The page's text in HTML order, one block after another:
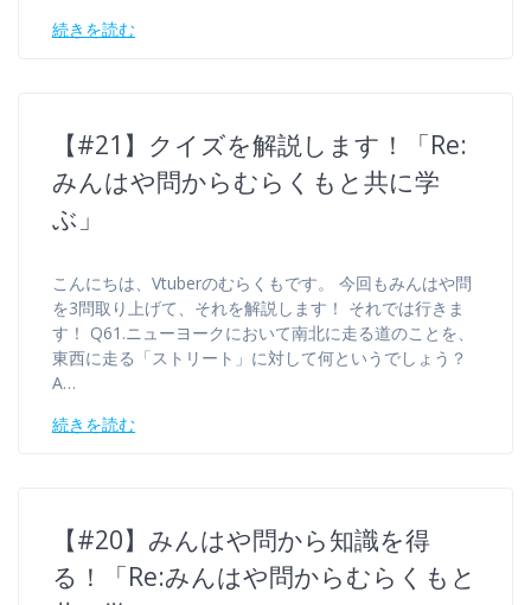
続きを読む
【#21】クイズを解説します！「Re:
みんはや問からむらくもと共に学
ぶ」
こんにちは、Vtuberのむらくもです。 今回もみんはや問
を3問取り上げて、それを解説します！ それでは行きま
す！ Q61.ニューヨークにおいて南北に走る道のことを、
東西に走る「ストリート」に対して何というでしょう？
A…
続きを読む
【#20】みんはや問から知識を得
る！「Re:みんはや問からむらくもと